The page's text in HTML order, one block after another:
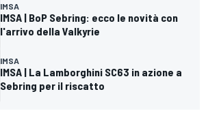
IMSA
IMSA | BoP Sebring: ecco le novità con
l'arrivo della Valkyrie
IMSA
IMSA | La Lamborghini SC63 in azione a
Sebring per il riscatto